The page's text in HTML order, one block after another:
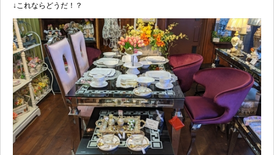
↓これならどうだ！？